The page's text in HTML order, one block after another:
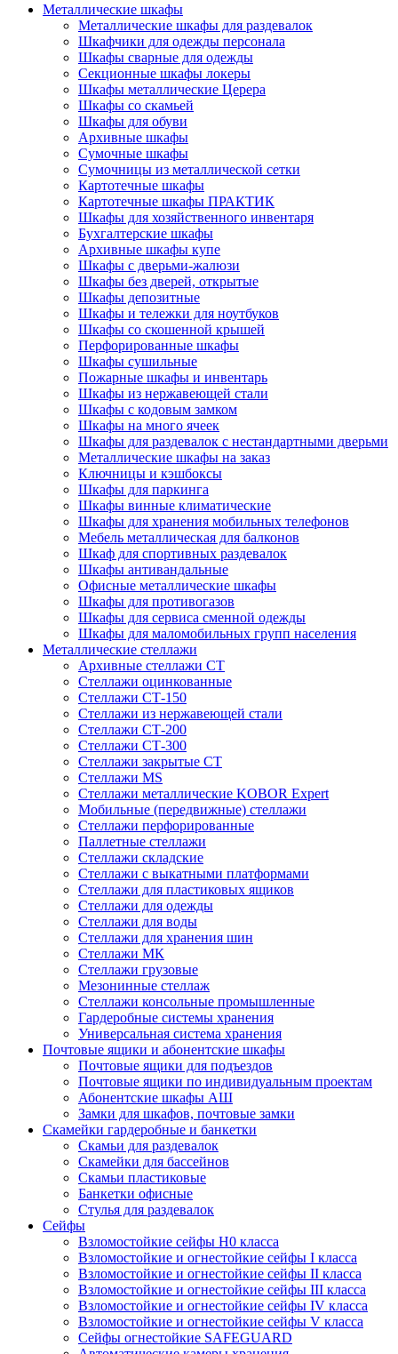
Металлические шкафы
Металлические шкафы для раздевалок
Шкафчики для одежды персонала
Шкафы сварные для одежды
Секционные шкафы локеры
Шкафы металлические Церера
Шкафы со скамьей
Шкафы для обуви
Архивные шкафы
Сумочные шкафы
Сумочницы из металлической сетки
Картотечные шкафы
Картотечные шкафы ПРАКТИК
Шкафы для хозяйственного инвентаря
Бухгалтерские шкафы
Архивные шкафы купе
Шкафы с дверьми-жалюзи
Шкафы без дверей, открытые
Шкафы депозитные
Шкафы и тележки для ноутбуков
Шкафы со скошенной крышей
Перфорированные шкафы
Шкафы сушильные
Пожарные шкафы и инвентарь
Шкафы из нержавеющей стали
Шкафы с кодовым замком
Шкафы на много ячеек
Шкафы для раздевалок с нестандартными дверьми
Металлические шкафы на заказ
Ключницы и кэшбоксы
Шкафы для паркинга
Шкафы винные климатические
Шкафы для хранения мобильных телефонов
Мебель металлическая для балконов
Шкаф для спортивных раздевалок
Шкафы антивандальные
Офисные металлические шкафы
Шкафы для противогазов
Шкафы для сервиса сменной одежды
Шкафы для маломобильных групп населения
Металлические стеллажи
Архивные стеллажи СТ
Стеллажи оцинкованные
Стеллажи СТ-150
Стеллажи из нержавеющей стали
Стеллажи СТ-200
Стеллажи СТ-300
Стеллажи закрытые СТ
Стеллажи MS
Стеллажи металлические KOBOR Expert
Мобильные (передвижные) стеллажи
Стеллажи перфорированные
Паллетные стеллажи
Стеллажи складские
Стеллажи с выкатными платформами
Стеллажи для пластиковых ящиков
Стеллажи для одежды
Стеллажи для воды
Стеллажи для хранения шин
Стеллажи МК
Стеллажи грузовые
Мезонинные стеллаж
Стеллажи консольные промышленные
Гардеробные системы хранения
Универсальная система хранения
Почтовые ящики и абонентские шкафы
Почтовые ящики для подъездов
Почтовые ящики по индивидуальным проектам
Абонентские шкафы АШ
Замки для шкафов, почтовые замки
Скамейки гардеробные и банкетки
Скамьи для раздевалок
Скамейки для бассейнов
Скамьи пластиковые
Банкетки офисные
Стулья для раздевалок
Сейфы
Взломостойкие сейфы H0 класса
Взломостойкие и огнестойкие сейфы I класса
Взломостойкие и огнестойкие сейфы II класса
Взломостойкие и огнестойкие сейфы III класса
Взломостойкие и огнестойкие сейфы IV класса
Взломостойкие и огнестойкие сейфы V класса
Сейфы огнестойкие SAFEGUARD